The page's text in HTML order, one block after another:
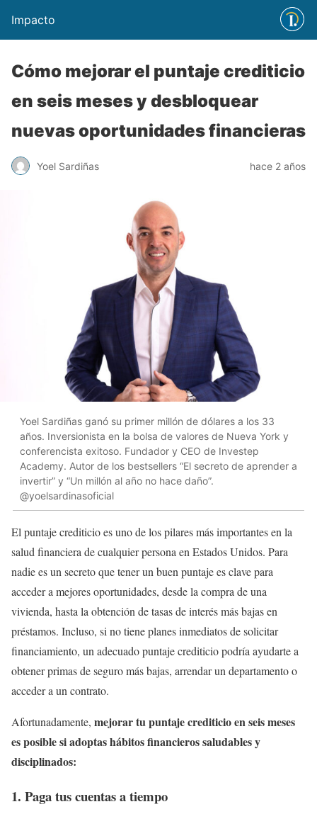
Impacto
Cómo mejorar el puntaje crediticio
en seis meses y desbloquear
nuevas oportunidades financieras
Yoel Sardiñas hace 2 años
Yoel Sardiñas ganó su primer millón de dólares a los 33
años. Inversionista en la bolsa de valores de Nueva York y
conferencista exitoso. Fundador y CEO de Investep
Academy. Autor de los bestsellers “El secreto de aprender a
invertir” y “Un millón al año no hace daño”.
@yoelsardinasoficial
El puntaje crediticio es uno de los pilares más importantes en la
salud financiera de cualquier persona en Estados Unidos. Para
nadie es un secreto que tener un buen puntaje es clave para
acceder a mejores oportunidades, desde la compra de una
vivienda, hasta la obtención de tasas de interés más bajas en
préstamos. Incluso, si no tiene planes inmediatos de solicitar
financiamiento, un adecuado puntaje crediticio podría ayudarte a
obtener primas de seguro más bajas, arrendar un departamento o
acceder a un contrato.
Afortunadamente, mejorar tu puntaje crediticio en seis meses
es posible si adoptas hábitos financieros saludables y
disciplinados:
1. Paga tus cuentas a tiempo